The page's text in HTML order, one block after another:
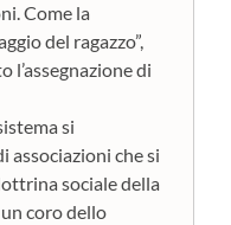
Come la
del ragazzo”,
l’assegnazione di
si
associazioni che si
sociale della
coro dello